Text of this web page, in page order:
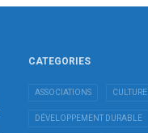
CATEGORIES
ASSOCIATIONS CULTURE
DÉVELOPPEMENT DURABLE